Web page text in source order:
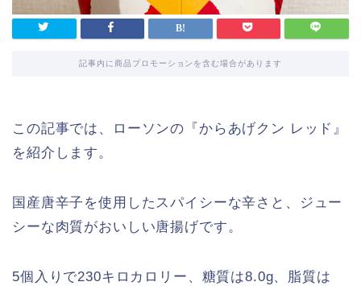
記事内に商品プロモーションを含む場合があります
この記事では、ローソンの『からあげクン レッド』
を紹介します。
国産唐辛子を使用したスパイシーな辛さと、ジュー
シーな肉質がおいしい唐揚げです。
5個入りで230キロカロリー、糖質は8.0g、脂質は